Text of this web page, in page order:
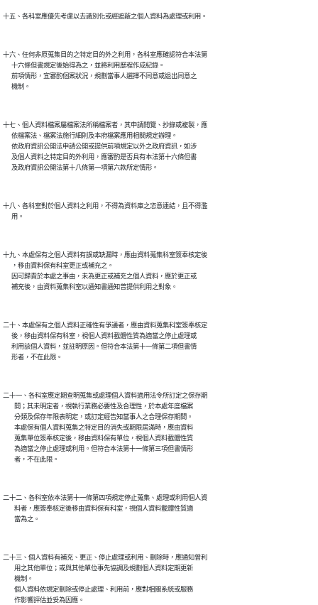
十六、任何非原蒐集目的之特定目的外之利用，各科室應確認符合本法第
      十六條但書規定後始得為之，並將利用歷程作成紀錄。
      前項情形，宜審酌個案狀況，規劃當事人選擇不同意或退出同意之
十七、個人資料檔案屬檔案法所稱檔案者，其申請閱覽、抄錄或複製，應
      依檔案法、檔案法施行細則及本府檔案應用相關規定辦理。
      依政府資訊公開法申請公開或提供前項規定以外之政府資訊，如涉
      及個人資料之特定目的外利用，應審酌是否具有本法第十六條但書
十八、各科室對於個人資料之利用，不得為資料庫之恣意連結，且不得濫
十九、本處保有之個人資料有誤或缺漏時，應由資料蒐集科室簽奉核定後
      ，移由資料保有科室更正或補充之。
      因可歸責於本處之事由，未為更正或補充之個人資料，應於更正或
二十、本處保有之個人資料正確性有爭議者，應由資料蒐集科室簽奉核定
      後，移由資料保有科室，視個人資料載體性質為適當之停止處理或
      利用該個人資料，並註明原因。但符合本法第十一條第二項但書情
二十一、各科室應定期查明蒐集或處理個人資料適用法令所訂定之保存期
        間；其未明定者，視執行業務必要性及合理性，於本處年度檔案
        分類及保存年限表明定，或訂定經告知當事人之合理保存期間。
        本處保有個人資料蒐集之特定目的消失或期限屆滿時，應由資料
        蒐集單位簽奉核定後，移由資料保有單位，視個人資料載體性質
        為適當之停止處理或利用。但符合本法第十一條第三項但書情形
二十二、各科室依本法第十一條第四項規定停止蒐集、處理或利用個人資
        料者，應簽奉核定後移由資料保有科室，視個人資料載體性質適
二十三、個人資料有補充、更正、停止處理或利用、刪除時，應通知曾利
        用之其他單位；或與其他單位事先協調及規劃個人資料定期更新
        機制。
        個人資料依規定刪除或停止處理、利用前，應對相關系統或服務